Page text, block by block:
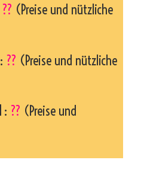
?? (Preise und nützliche
: ?? (Preise und nützliche
: ?? (Preise und